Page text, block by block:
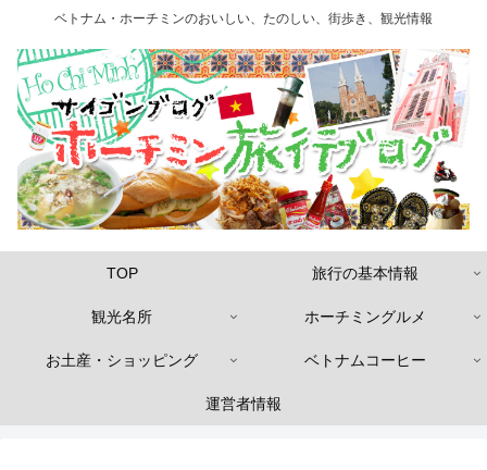
ベトナム・ホーチミンのおいしい、たのしい、街歩き、観光情報
TOP 旅行の基本情報
観光名所 ホーチミングルメ
お土産・ショッピング ベトナムコーヒー
運営者情報